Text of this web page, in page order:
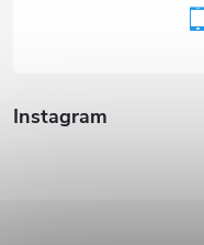
Instagram